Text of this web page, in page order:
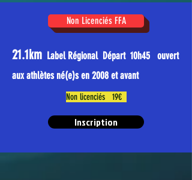
Non Licenciés FFA
21.1km Label Régional Départ 10h45 ouvert
aux athlètes né(e)s en 2008 et avant
Non licenciés 19€
Inscription